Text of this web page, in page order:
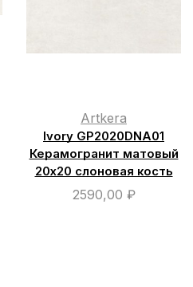
Artkera
Ivory GP2020DNA01
Керамогранит матовый
20х20 слоновая кость
2590,00 ₽